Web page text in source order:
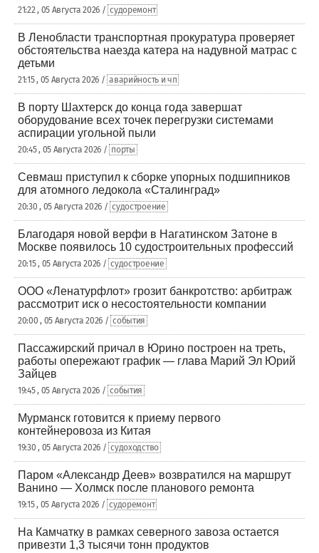
21:22 , 05 Августа 2026 / судоремонт
В Ленобласти транспортная прокуратура проверяет
обстоятельства наезда катера на надувной матрас с
детьми
21:15 , 05 Августа 2026 / аварийность и чп
В порту Шахтерск до конца года завершат
оборудование всех точек перегрузки системами
аспирации угольной пыли
20:45 , 05 Августа 2026 / порты
Севмаш приступил к сборке упорных подшипников
для атомного ледокола «Сталинград»
20:30 , 05 Августа 2026 / судостроение
Благодаря новой верфи в Нагатинском Затоне в
Москве появилось 10 судостроительных профессий
20:15 , 05 Августа 2026 / судостроение
ООО «Ленатурфлот» грозит банкротство: арбитраж
рассмотрит иск о несостоятельности компании
20:00 , 05 Августа 2026 / события
Пассажирский причал в Юрино построен на треть,
работы опережают график — глава Марий Эл Юрий
Зайцев
19:45 , 05 Августа 2026 / события
Мурманск готовится к приему первого
контейнеровоза из Китая
19:30 , 05 Августа 2026 / судоходство
Паром «Александр Деев» возвратился на маршрут
Ванино — Холмск после планового ремонта
19:15 , 05 Августа 2026 / судоремонт
На Камчатку в рамках северного завоза остается
привезти 1,3 тысячи тонн продуктов